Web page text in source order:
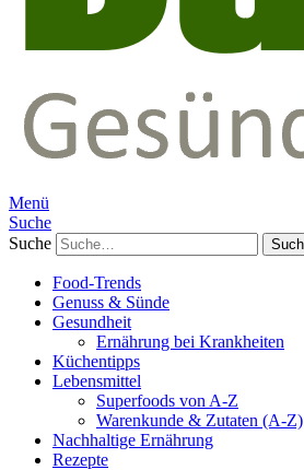
Menü
Suche
Suche
Food-Trends
Genuss & Sünde
Gesundheit
Ernährung bei Krankheiten
Küchentipps
Lebensmittel
Superfoods von A-Z
Warenkunde & Zutaten (A-Z)
Nachhaltige Ernährung
Rezepte